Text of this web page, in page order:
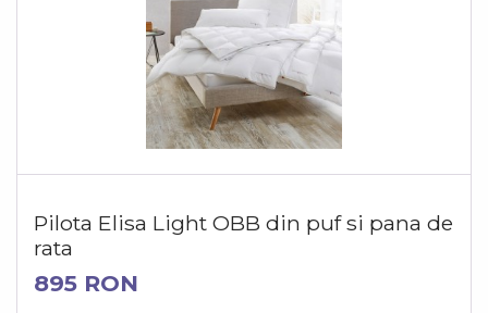
Pilota Elisa Light OBB din puf si pana de
rata
895 RON